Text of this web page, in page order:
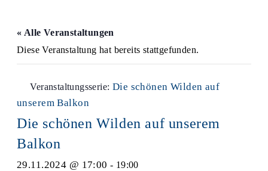
« Alle Veranstaltungen
Diese Veranstaltung hat bereits stattgefunden.
Veranstaltungsserie: Die schönen Wilden auf
unserem Balkon
Die schönen Wilden auf unserem
Balkon
29.11.2024 @ 17:00 - 19:00